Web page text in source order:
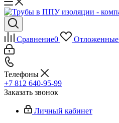
Сравнение0 Отложенные
Телефоны
+7 812 640-95-99
Заказать звонок
Личный кабинет